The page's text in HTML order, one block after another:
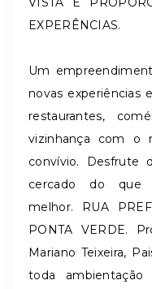
EXPERÊNCIAS.
Um
novas experiências
restaurantes,
vizinhança com o
convívio. Desfrute
cercado do que
melhor. RUA
PONTA VERDE.
Mariano Teixeira,
toda